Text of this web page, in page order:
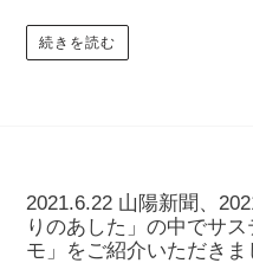
続きを読む
2021.6.22 山陽新聞、
りのあした」の中でサ
モ」をご紹介いただきま